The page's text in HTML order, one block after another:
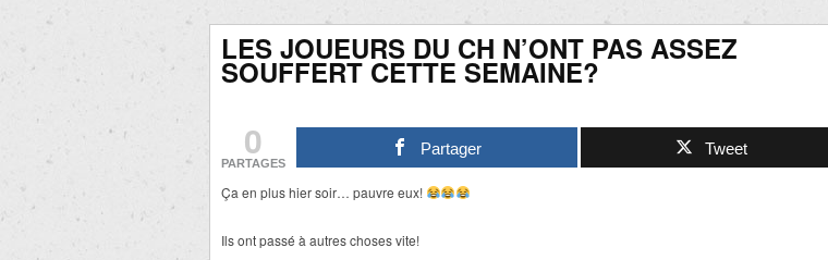
LES JOUEURS DU CH N’ONT PAS ASSEZ
SOUFFERT CETTE SEMAINE?
0
PARTAGES
Partager Tweet
Ça en plus hier soir… pauvre eux!
Ils ont passé à autres choses vite!